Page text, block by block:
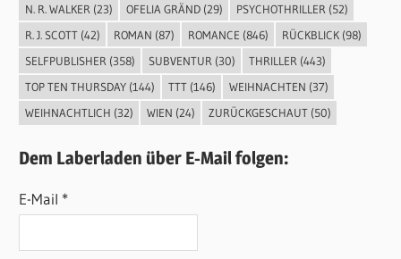
N. R. WALKER (23) OFELIA GRÄND(29) PSYCHOTHRILLER (52)
R. J. SCOTT(42) ROMAN (87) ROMANCE (846) RÜCKBLICK(98)
SELFPUBLISHER (358) SUBVENTUR (30) THRILLER (443)
TOP TEN THURSDAY(144) TTT(146) WEIHNACHTEN (37)
WEIHNACHTLICH (32) WIEN (24) ZURÜCKGESCHAUT(50)
Dem Laberladen über E-Mail folgen:
E-Mail *